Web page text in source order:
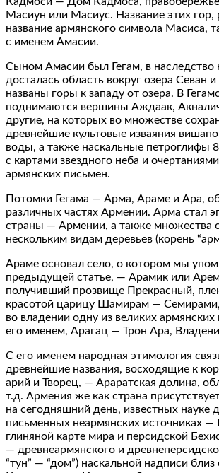
Масиун или Масиус. Название этих гор,
название армянского символа Масиса,
с именем Амасии.
Сыном Амасии был Гегам, в наследство
досталась область вокруг озера Севан
названы горы к западу от озера. В
поднимаются вершины Аждаак,
другие, на которых во множестве
древнейшие культовые изваяния
воды, а также наскальные петроглифы
с картами звездного неба и
армянских письмен.
Потомки Гегама — Арма, Араме и Ара,
различных частях Армении. Арма стал
страны — Армении, а также множества
нескольким видам деревьев (корень
Араме основал село, о котором мы
предыдущей статье, — Арамик или
получивший прозвище Прекрасный,
красотой царицу Шамирам —
во владении одну из великих армянских
его именем, Арагац — Трон Ара,
С его именем народная этимология
древнейшие названия, восходящие к
арий и Творец, — Араратская долина,
т.д. Армения же как страна
на сегодняшний день, известных науке
письменных неармянских источниках —
глиняной карте мира и персидской
— древнеармянского и
“тун” — “дом”) наскальной надписи